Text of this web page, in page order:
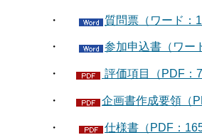
・ 質問票（ワード：
・ 参加申込書（ワー
・ 評価項目（PDF：
・ 企画書作成要領（
・ 仕様書（PDF：